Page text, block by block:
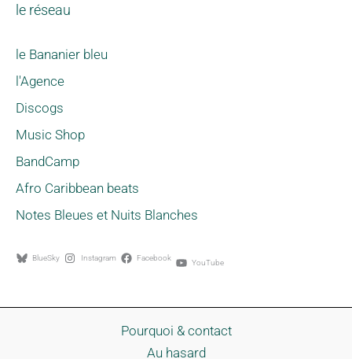
le réseau
le Bananier bleu
l'Agence
Discogs
Music Shop
BandCamp
Afro Caribbean beats
Notes Bleues et Nuits Blanches
BlueSky Instagram Facebook YouTube
Pourquoi & contact
Au hasard